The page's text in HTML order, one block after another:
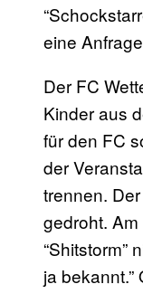
eine
Der FC
Kinder aus
für den FC
der
trennen.
gedroht.
“Shitstorm”
ja